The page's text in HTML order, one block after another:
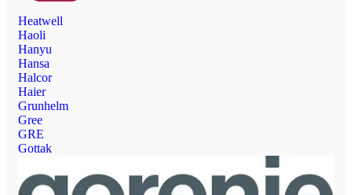
Heatwell
Haoli
Hanyu
Hansa
Halcor
Haier
Grunhelm
Gree
GRE
Gottak